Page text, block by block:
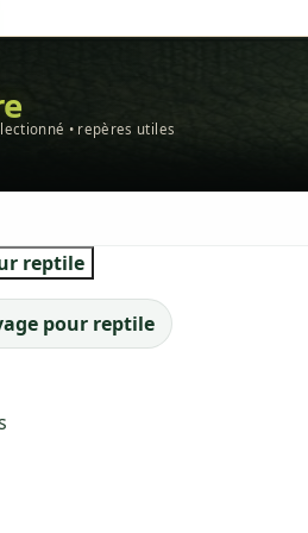
• repères utiles
reptile
pour reptile